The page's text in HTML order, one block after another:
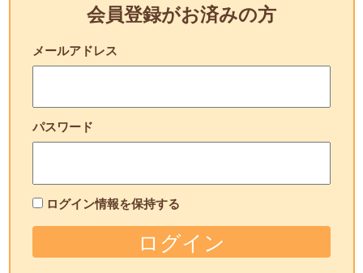
会員登録がお済みの方
メールアドレス
パスワード
ログイン情報を保持する